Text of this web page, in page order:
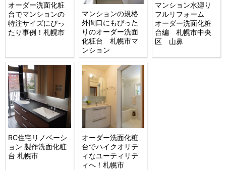
オーダー洗面化粧
台でマンションの
特注サイズにぴっ
たり事例！札幌市
マンションの規格
外間口にもぴった
りのオーダー洗面
化粧台 札幌市マ
ンション
マンション水廻り
フルリフォーム
オーダー洗面化粧
台編 札幌市中央
区 山鼻
RC住宅リノベーシ
ョン 製作洗面化粧
台 札幌市
オーダー洗面化粧
台でハイクオリテ
ィなユーティリテ
ィへ！札幌市